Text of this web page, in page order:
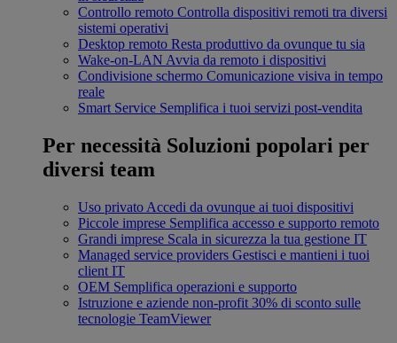
Controllo remoto Controlla dispositivi remoti tra diversi
sistemi operativi
Desktop remoto Resta produttivo da ovunque tu sia
Wake-on-LAN Avvia da remoto i dispositivi
Condivisione schermo Comunicazione visiva in tempo
reale
Smart Service Semplifica i tuoi servizi post-vendita
Per necessità Soluzioni popolari per
diversi team
Uso privato Accedi da ovunque ai tuoi dispositivi
Piccole imprese Semplifica accesso e supporto remoto
Grandi imprese Scala in sicurezza la tua gestione IT
Managed service providers Gestisci e mantieni i tuoi
client IT
OEM Semplifica operazioni e supporto
Istruzione e aziende non-profit 30% di sconto sulle
tecnologie TeamViewer